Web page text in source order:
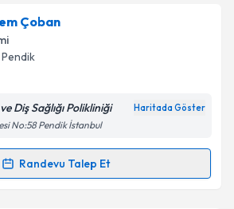
Çoban
Pendik
Diş Sağlığı Polikliniği Haritada Göster
No:58 Pendik İstanbul
Randevu Talep Et
Talebi